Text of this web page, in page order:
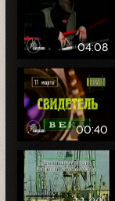
04:08
00:40